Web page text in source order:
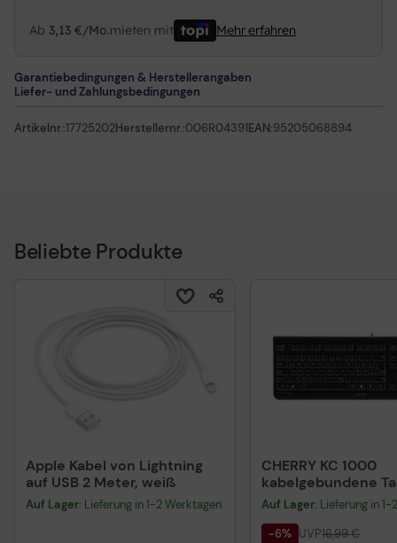
Ab 3,13 €/Mo.mieten mit Mehr erfahren
Garantiebedingungen & Herstellerangaben
Liefer- und Zahlungsbedingungen
Artikelnr.:17725202Herstellernr.:006R04391EAN:95205068894
Beliebte Produkte
Apple Kabel von Lightning
auf USB 2 Meter, weiß
Auf Lager: Lieferung in 1-2 Werktagen
CHERRY KC 1000
kabelgebundene
QWERTZ DE -
Auf Lager: Lieferung in
-6% UVP16,99 €